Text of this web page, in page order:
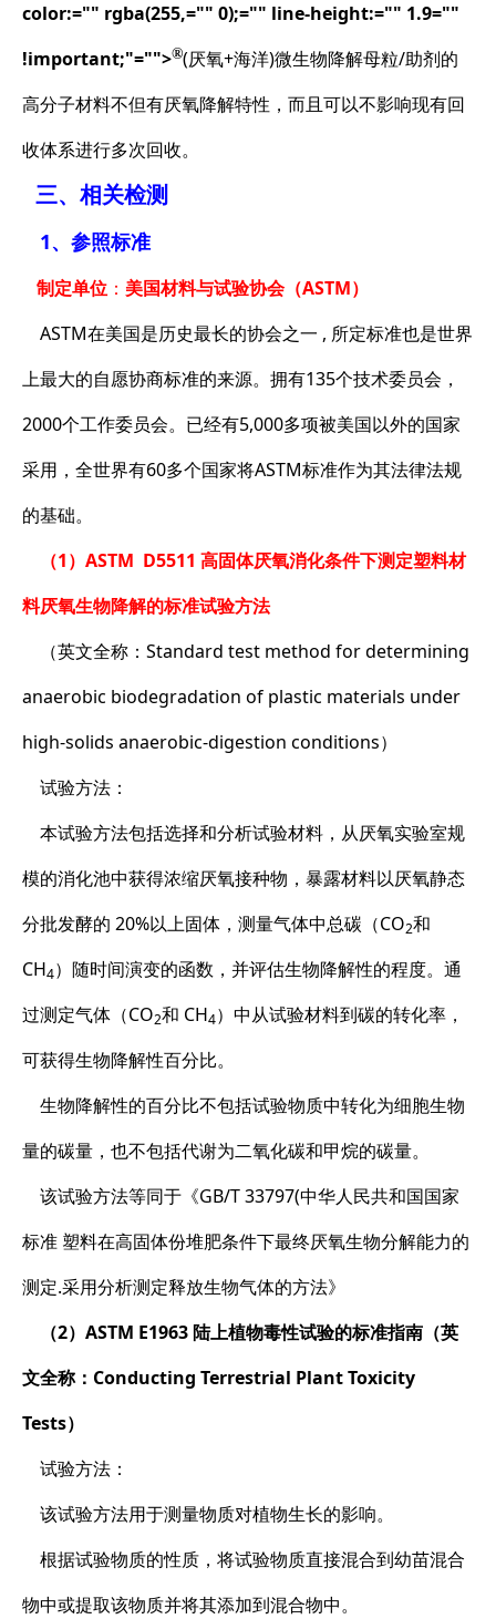
color:="" rgba(255,="" 0);="" line-height:="" 1.9=""
!important;"="">®(厌氧+海洋)微生物降解母粒/助剂的
高分子材料不但有厌氧降解特性，而且可以不影响现有回
收体系进行多次回收。
三、相关检测
1、参照标准
制定单位 ： 美国材料与试验协会（ASTM）
ASTM在美国是历史最长的协会之一 , 所定标准也是世界
上最大的自愿协商标准的来源。拥有135个技术委员会，
2000个工作委员会。已经有5,000多项被美国以外的国家
采用，全世界有60多个国家将ASTM标准作为其法律法规
的基础。
（1）ASTM D5511 高固体厌氧消化条件下测定塑料材
料厌氧生物降解的标准试验方法
（英文全称：Standard test method for determining
anaerobic biodegradation of plastic materials under
high-solids anaerobic-digestion conditions）
试验方法：
本试验方法包括选择和分析试验材料，从厌氧实验室规
模的消化池中获得浓缩厌氧接种物，暴露材料以厌氧静态
分批发酵的 20%以上固体，测量气体中总碳（CO2和
CH4）随时间演变的函数，并评估生物降解性的程度。通
过测定气体（CO2和 CH4）中从试验材料到碳的转化率，
可获得生物降解性百分比。
生物降解性的百分比不包括试验物质中转化为细胞生物
量的碳量，也不包括代谢为二氧化碳和甲烷的碳量。
该试验方法等同于《GB/T 33797(中华人民共和国国家
标准 塑料在高固体份堆肥条件下最终厌氧生物分解能力的
测定.采用分析测定释放生物气体的方法》
（2）ASTM E1963 陆上植物毒性试验的标准指南（英
文全称：Conducting Terrestrial Plant Toxicity
Tests）
试验方法：
该试验方法用于测量物质对植物生长的影响。
根据试验物质的性质，将试验物质直接混合到幼苗混合
物中或提取该物质并将其添加到混合物中。